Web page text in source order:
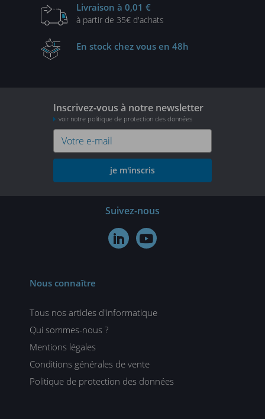
Livraison à 0,01 €
à partir de 35€ d'achats
En stock chez vous en 48h
Inscrivez-vous à notre newsletter
voir notre politique de protection des données
je m'inscris
Suivez-nous
 
Nous connaître
Tous nos articles d'informatique
Qui sommes-nous ?
Mentions légales
Conditions générales de vente
Politique de protection des données